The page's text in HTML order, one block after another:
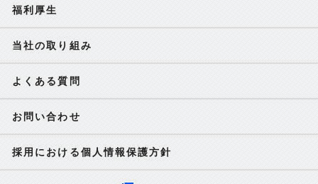
福利厚生
当社の取り組み
よくある質問
お問い合わせ
採用における個人情報保護方針